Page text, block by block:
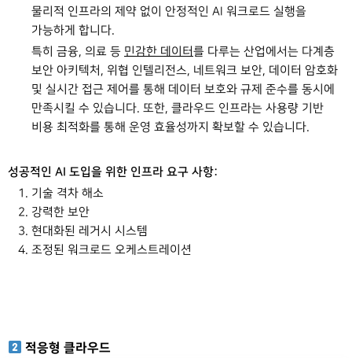
물리적 인프라의 제약 없이 안정적인 AI 워크로드 실행을
가능하게 합니다.
특히 금융, 의료 등 민감한 데이터를 다루는 산업에서는 다계층
보안 아키텍처, 위협 인텔리전스, 네트워크 보안, 데이터 암호화
및 실시간 접근 제어를 통해 데이터 보호와 규제 준수를 동시에
만족시킬 수 있습니다. 또한, 클라우드 인프라는 사용량 기반
비용 최적화를 통해 운영 효율성까지 확보할 수 있습니다.
성공적인 AI 도입을 위한 인프라 요구 사항:
기술 격차 해소
강력한 보안
현대화된 레거시 시스템
조정된 워크로드 오케스트레이션
적응형 클라우드